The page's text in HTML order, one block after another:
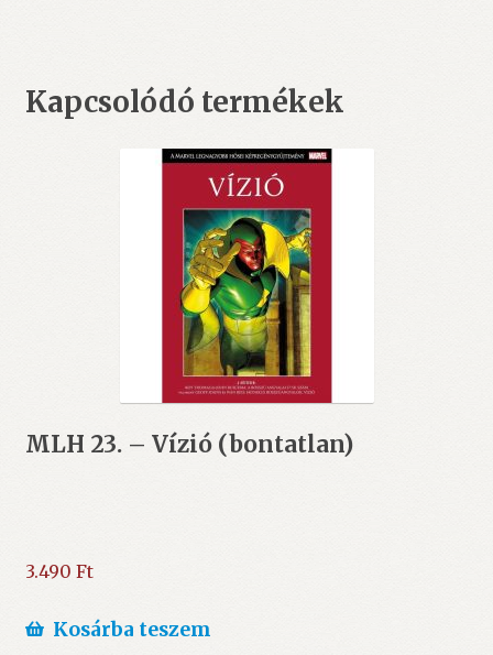
Kapcsolódó termékek
MLH 23. – Vízió (bontatlan)
3.490 Ft
Kosárba teszem